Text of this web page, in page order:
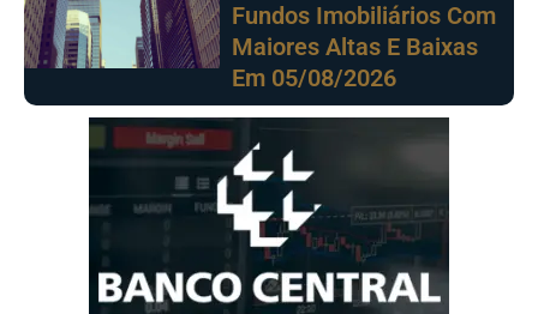
Fundos Imobiliários Com
Maiores Altas E Baixas
Em 05/08/2026